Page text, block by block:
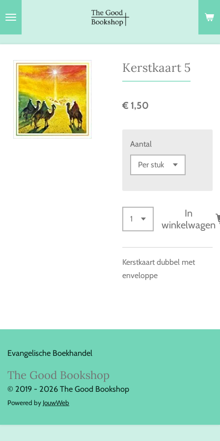
hoofdinhoud
Kerstkaart 5
€ 1,50
Aantal
In
winkelwagen
Kerstkaart dubbel met
enveloppe
Evangelische Boekhandel
The Good Bookshop
© 2019 - 2026 The Good Bookshop
Powered by JouwWeb